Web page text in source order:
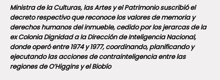
Ministra de la Culturas, las Artes y el Patrimonio suscribió el
decreto respectivo que reconoce los valores de memoria y
derechos humanos del inmueble, cedido por los jerarcas de la
ex Colonia Dignidad a la Dirección de Inteligencia Nacional,
donde operó entre 1974 y 1977, coordinando, planificando y
ejecutando las acciones de contrainteligencia entre las
regiones de O’Higgins y el Biobío